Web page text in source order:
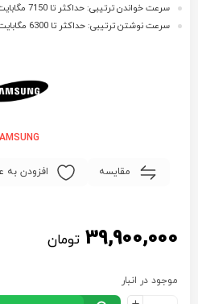
سرعت خواندن ترتیبی: حداکثر تا 7150 مگابایت بر ثانیه
سرعت نوشتن ترتیبی: حداکثر تا 6300 مگابایت بر ثانیه
مقایسه افزودن به
39,900,000 تومان
موجود در انبار